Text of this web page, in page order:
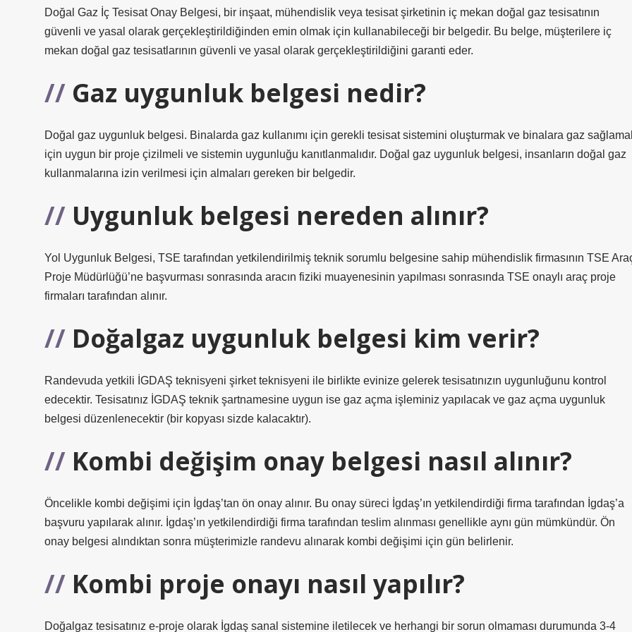
Doğal Gaz İç Tesisat Onay Belgesi, bir inşaat, mühendislik veya tesisat şirketinin iç mekan doğal gaz tesisatının
güvenli ve yasal olarak gerçekleştirildiğinden emin olmak için kullanabileceği bir belgedir. Bu belge, müşterilere iç
mekan doğal gaz tesisatlarının güvenli ve yasal olarak gerçekleştirildiğini garanti eder.
Gaz uygunluk belgesi nedir?
Doğal gaz uygunluk belgesi. Binalarda gaz kullanımı için gerekli tesisat sistemini oluşturmak ve binalara gaz
için uygun bir proje çizilmeli ve sistemin uygunluğu kanıtlanmalıdır. Doğal gaz uygunluk belgesi, insanların doğal gaz
kullanmalarına izin verilmesi için almaları gereken bir belgedir.
Uygunluk belgesi nereden alınır?
Yol Uygunluk Belgesi, TSE tarafından yetkilendirilmiş teknik sorumlu belgesine sahip mühendislik firmasının TSE
Proje Müdürlüğü’ne başvurması sonrasında aracın fiziki muayenesinin yapılması sonrasında TSE onaylı araç proje
firmaları tarafından alınır.
Doğalgaz uygunluk belgesi kim verir?
Randevuda yetkili İGDAŞ teknisyeni şirket teknisyeni ile birlikte evinize gelerek tesisatınızın uygunluğunu kontrol
edecektir. Tesisatınız İGDAŞ teknik şartnamesine uygun ise gaz açma işleminiz yapılacak ve gaz açma uygunluk
belgesi düzenlenecektir (bir kopyası sizde kalacaktır).
Kombi değişim onay belgesi nasıl alınır?
Öncelikle kombi değişimi için İgdaş’tan ön onay alınır. Bu onay süreci İgdaş’ın yetkilendirdiği firma tarafından İgdaş’a
başvuru yapılarak alınır. İgdaş’ın yetkilendirdiği firma tarafından teslim alınması genellikle aynı gün mümkündür. Ön
onay belgesi alındıktan sonra müşterimizle randevu alınarak kombi değişimi için gün belirlenir.
Kombi proje onayı nasıl yapılır?
Doğalgaz tesisatınız e-proje olarak İgdaş sanal sistemine iletilecek ve herhangi bir sorun olmaması durumunda 3-4